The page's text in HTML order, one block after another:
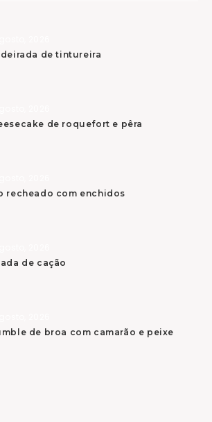
de tintureira
de roquefort e pêra
recheado com enchidos
de cação
de broa com camarão e peixe